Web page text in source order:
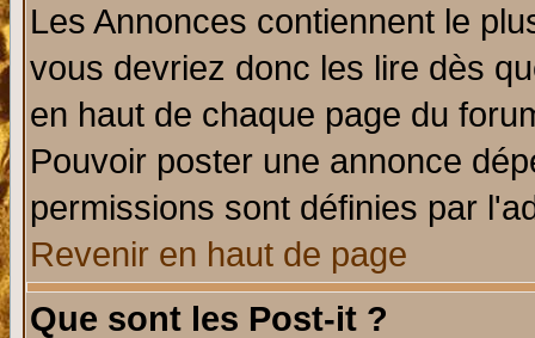
Les Annonces contiennent le
vous devriez donc les lire dès
en haut de chaque page du
Pouvoir poster une annonce
permissions sont définies par
Revenir en haut de page
Que sont les Post-it ?